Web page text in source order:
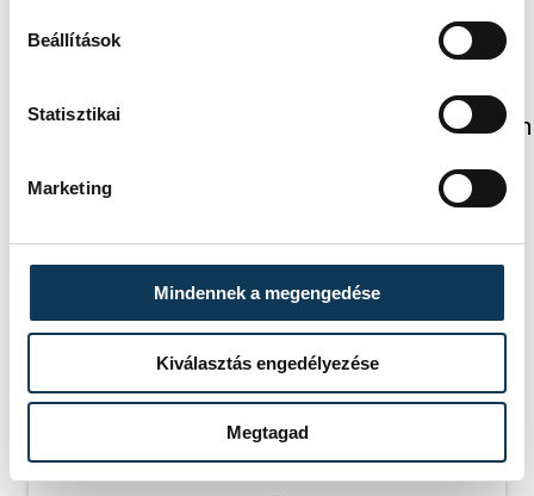
Beállítások
Statisztikai
Marketing
Mindennek a megengedése
Kiválasztás engedélyezése
Megtagad
FOTÓS
Baumann
Béla
Események
KORÁBBI ESEMÉNYEK BETÖLTÉSE